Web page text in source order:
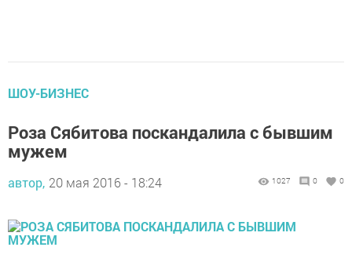
ШОУ-БИЗНЕС
Роза Сябитова поскандалила с бывшим
мужем
автор, 20 мая 2016 - 18:24 1027 0 0